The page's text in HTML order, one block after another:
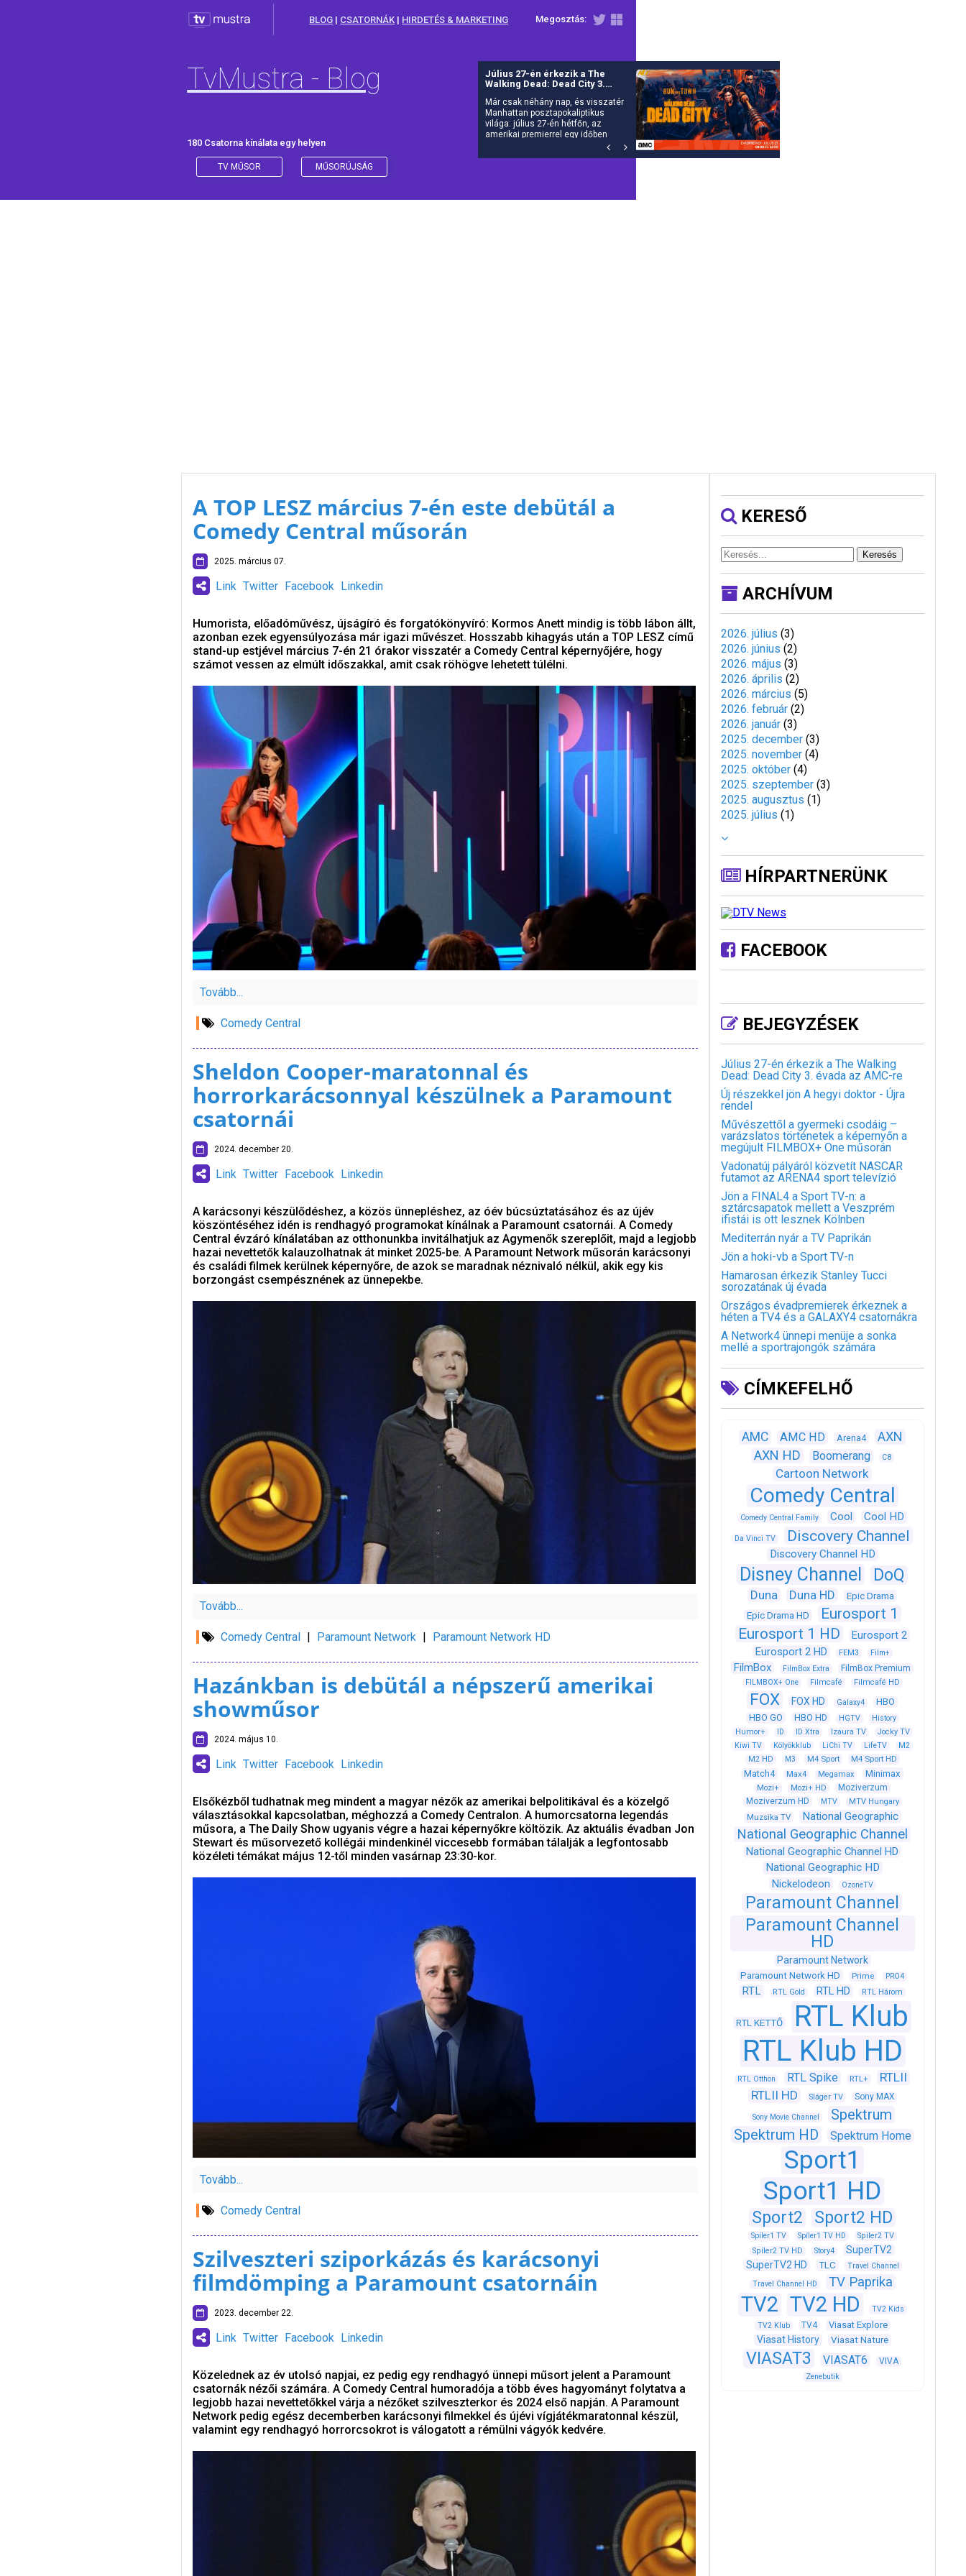
Megosztás:
BLOG | CSATORNÁK | HIRDETÉS & MARKETING
TvMustra - Blog
180 Csatorna kínálata egy helyen
TV MŰSOR MŰSORÚJSÁG
Új részekkel jön A hegyi doktor
- Újra rendel
Itt a várva várt új évad: július 27-tól
folytatódik dr.
A TOP LESZ március 7-én este debütál a
Comedy Central műsorán
2025. március 07.
Link Twitter Facebook Linkedin
Humorista, előadóművész, újságíró és forgatókönyvíró: Kormos Anett mindig is több lábon állt,
azonban ezek egyensúlyozása már igazi művészet. Hosszabb kihagyás után a TOP LESZ című
stand-up estjével március 7-én 21 órakor visszatér a Comedy Central képernyőjére, hogy
számot vessen az elmúlt időszakkal, amit csak röhögve lehetett túlélni.
Tovább...
Comedy Central
Sheldon Cooper-maratonnal és
horrorkarácsonnyal készülnek a Paramount
csatornái
2024. december 20.
Link Twitter Facebook Linkedin
A karácsonyi készülődéshez, a közös ünnepléshez, az óév búcsúztatásához és az újév
köszöntéséhez idén is rendhagyó programokat kínálnak a Paramount csatornái. A Comedy
Central évzáró kínálatában az otthonunkba invitálhatjuk az Agymenők szereplőit, majd a legjobb
hazai nevettetők kalauzolhatnak át minket 2025-be. A Paramount Network műsorán karácsonyi
és családi filmek kerülnek képernyőre, de azok se maradnak néznivaló nélkül, akik egy kis
borzongást csempésznének az ünnepekbe.
Tovább...
Comedy Central | Paramount Network | Paramount Network HD
Hazánkban is debütál a népszerű amerikai
showműsor
2024. május 10.
Link Twitter Facebook Linkedin
Elsőkézből tudhatnak meg mindent a magyar nézők az amerikai belpolitikával és a közelgő
választásokkal kapcsolatban, méghozzá a Comedy Centralon. A humorcsatorna legendás
műsora, a The Daily Show ugyanis végre a hazai képernyőkre költözik. Az aktuális évadban Jon
Stewart és műsorvezető kollégái mindenkinél viccesebb formában tálalják a legfontosabb
közéleti témákat május 12-től minden vasárnap 23:30-kor.
Tovább...
Comedy Central
Szilveszteri sziporkázás és karácsonyi
filmdömping a Paramount csatornáin
2023. december 22.
Link Twitter Facebook Linkedin
Közelednek az év utolsó napjai, ez pedig egy rendhagyó ünnepi műsort jelent a Paramount
csatornák nézői számára. A Comedy Central humoradója a több éves hagyományt folytatva a
legjobb hazai nevettetőkkel várja a nézőket szilveszterkor és 2024 első napján. A Paramount
Network pedig egész decemberben karácsonyi filmekkel és újévi vígjátékmaratonnal készül,
valamint egy rendhagyó horrorcsokrot is válogatott a rémülni vágyók kedvére.
KERESŐ
Keresés
ARCHÍVUM
2026. július (3)
2026. június (2)
2026. május (3)
2026. április (2)
2026. március (5)
2026. február (2)
2026. január (3)
2025. december (3)
2025. november (4)
2025. október (4)
2025. szeptember (3)
2025. augusztus (1)
2025. július (1)
HÍRPARTNERÜNK
FACEBOOK
BEJEGYZÉSEK
Július 27-én érkezik a The Walking
Dead: Dead City 3. évada az AMC-re
Új részekkel jön A hegyi doktor - Újra
rendel
Művészettől a gyermeki csodáig –
varázslatos történetek a képernyőn a
megújult FILMBOX+ One műsorán
Vadonatúj pályáról közvetít NASCAR
futamot az ARENA4 sport televízió
Jön a FINAL4 a Sport TV-n: a
sztárcsapatok mellett a Veszprém
ifistái is ott lesznek Kölnben
Mediterrán nyár a TV Paprikán
Jön a hoki-vb a Sport TV-n
Hamarosan érkezik Stanley Tucci
sorozatának új évada
Országos évadpremierek érkeznek a
héten a TV4 és a GALAXY4 csatornákra
A Network4 ünnepi menüje a sonka
mellé a sportrajongók számára
CÍMKEFELHŐ
AMC AMC HD Arena4
AXN
AXN HD
Boomerang C8
Cartoon Network
Comedy Central
Comedy Central Family Cool Cool HD
Da Vinci TV Discovery Channel
Discovery Channel HD
Disney Channel DoQ
Duna Duna HD
Epic Drama
Epic Drama HD
Eurosport 1
Eurosport 1 HD
Eurosport 2
Eurosport 2 HD
FEM3 Film+
FilmBox FilmBox Extra FilmBox Premium
FILMBOX+ One Filmcafé Filmcafé HD
FOX FOX HD Galaxy4
HBO
HBO GO
HBO HD HGTV
History
Humor+
ID ID Xtra Izaura TV
Jocky TV
Kiwi TV
Kölyökklub LiChi TV LifeTV
M2
M2 HD
M3 M4 Sport M4 Sport HD
Match4 Max4 Megamax Minimax
Mozi+ Mozi+ HD
Moziverzum
Moziverzum HD
MTV MTV Hungary
Muzsika TV National Geographic
National Geographic Channel
National Geographic Channel HD
National Geographic HD
Nickelodeon
OzoneTV
Paramount Channel
Paramount Channel
HD
Paramount Network
Paramount Network HD Prime PRO4
RTL RTL Gold RTL HD RTL Három
RTL KETTŐ
RTL Klub
RTL Klub HD
RTL Otthon RTL Spike RTL+
RTLII
RTLII HD
Sláger TV Sony MAX
Sony Movie Channel
Spektrum
Spektrum HD
Spektrum Home
Sport1
Sport1 HD
Sport2 Sport2 HD
Spíler1 TV Spíler1 TV HD
Spíler2 TV
Spíler2 TV HD
Story4
SuperTV2
SuperTV2 HD
TLC
Travel Channel
Travel Channel HD
TV Paprika
TV2 TV2 HD
TV2 Kids
TV2 Klub
TV4 Viasat Explore
Viasat History Viasat Nature
VIASAT3 VIASAT6 VIVA
Zenebutik